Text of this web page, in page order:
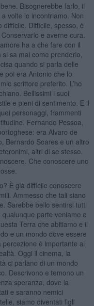
Bisognerebbe farlo, il
volte lo incontriamo. Non
Difficile, spesso, è
e averne cura.
ha a che fare con il
sa mai come prenderlo,
quando si parla delle
poi era Antonio che lo
scrittore preferito. L’ho
Bellissimi i suoi
e pieni di sentimento. E il
personaggi, frammenti
Fernando Pessoa,
era Alvaro de
Bernardo Soares e un altro
altri di se stesso.
Che conoscere uno
È già difficile conoscere
Ammesso che tali siano
Sarebbe bello sentirsi tutti
parte veniamo e
Terra che abitiamo e il
e un mondo dove essere
è importante al
Oggi il cinema, la
ci parlano di un mondo
Descrivono e temono un
speranza, dove la
e saranno nemici
siamo diventati figli